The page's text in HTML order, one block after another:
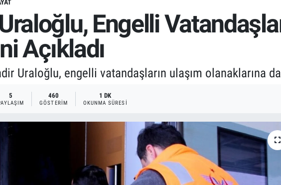
Engelli
Açıkladı
Uraloğlu, engelli vatandaşların ulaşım olanaklarına
5 460
GÖSTERIM
1 DK
OKUNMA SÜRESI